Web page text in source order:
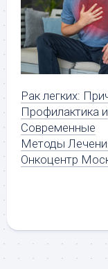
Рак легких:
Профилактика и
Современные
Методы
Онкоцентр